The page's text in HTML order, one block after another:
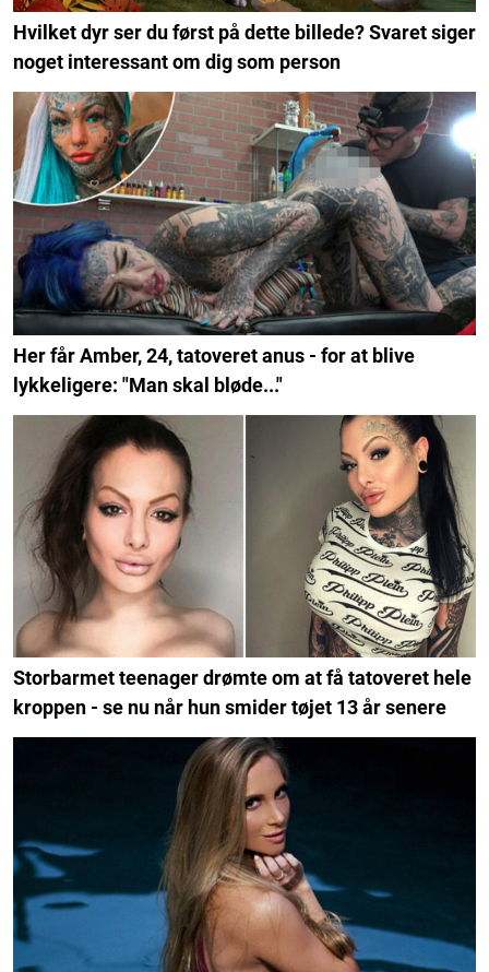
Hvilket dyr ser du først på dette billede? Svaret siger
noget interessant om dig som person
Her får Amber, 24, tatoveret anus - for at blive
lykkeligere: "Man skal bløde..."
Storbarmet teenager drømte om at få tatoveret hele
kroppen - se nu når hun smider tøjet 13 år senere